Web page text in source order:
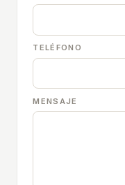
TELÉFONO
MENSAJE